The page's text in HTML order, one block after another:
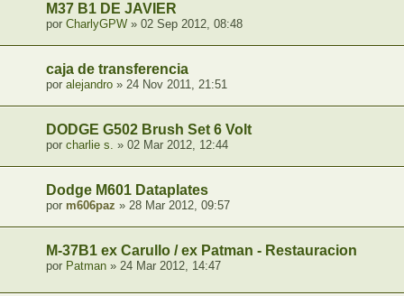
M37 B1 DE JAVIER
por CharlyGPW » 02 Sep 2012, 08:48
caja de transferencia
por alejandro » 24 Nov 2011, 21:51
DODGE G502 Brush Set 6 Volt
por charlie s. » 02 Mar 2012, 12:44
Dodge M601 Dataplates
por m606paz » 28 Mar 2012, 09:57
M-37B1 ex Carullo / ex Patman - Restauracion
por Patman » 24 Mar 2012, 14:47